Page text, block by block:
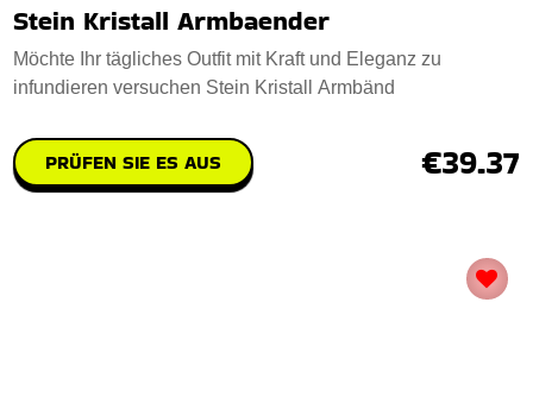
Stein Kristall Armbaender
Möchte Ihr tägliches Outfit mit Kraft und Eleganz zu
infundieren versuchen Stein Kristall Armbänd
PRÜFEN SIE ES AUS €39.37